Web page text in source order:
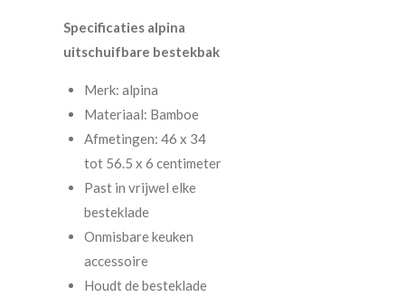
Specificaties alpina
uitschuifbare bestekbak
Merk: alpina
Materiaal: Bamboe
Afmetingen: 46 x 34
tot 56.5 x 6 centimeter
Past in vrijwel elke
besteklade
Onmisbare keuken
accessoire
Houdt de besteklade